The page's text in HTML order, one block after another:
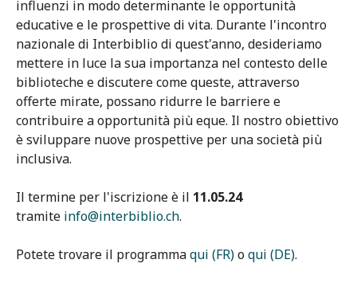
influenzi in modo determinante le opportunità
educative e le prospettive di vita. Durante l'incontro
nazionale di Interbiblio di quest'anno, desideriamo
mettere in luce la sua importanza nel contesto delle
biblioteche e discutere come queste, attraverso
offerte mirate, possano ridurre le barriere e
contribuire a opportunità più eque. Il nostro obiettivo
è sviluppare nuove prospettive per una società più
inclusiva.
Il termine per l'iscrizione è il 11.05.24
tramite info@interbiblio.ch.
Potete trovare il programmaqui (FR)oqui (DE).